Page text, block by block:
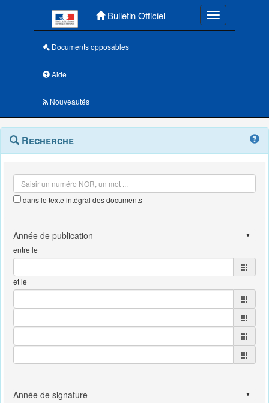
Bulletin Officiel Toggle
Documents opposables
Aide
Nouveautés
Navigation
outils
Menu
contextuel
Recherche
dans le texte intégral des documents
entre le
et le